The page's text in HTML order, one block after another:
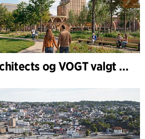
C.F. Møller Architects og VOGT valgt til å forme fremtidens Hamburg-Altona